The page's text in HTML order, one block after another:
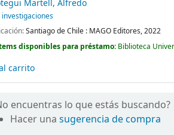
Martell, Alfredo
investigaciones
Santiago de Chile : MAGO Editores,2022
disponibles para préstamo: Biblioteca
carrito
encuentras lo que estás buscando?
Hacer unasugerencia de compra